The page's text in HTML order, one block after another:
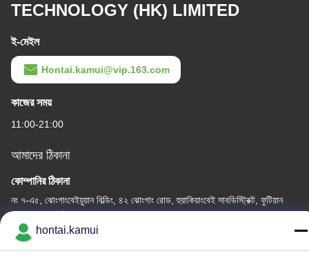
TECHNOLOGY (HK) LIMITED
ই-মেইল
Hontai.kamui@vip.163.com
কাজের সময়
11:00-21:00
আমাদের ঠিকানা
কোম্পানির ঠিকানা
নং ৭-এ৫, ঝোংগাংবেইয়ুয়ান বিল্ডিং, ৪২ ঝোংগাং রোড, হুয়াকিয়াংবেই সাবডিস্ট্রিক্ট, ফুটিয়ান
জেলা, শেনজেন, চীন
কারখানার ঠিকানা
hontai.kamui